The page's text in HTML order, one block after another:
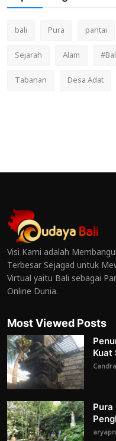
bali Pura pantai
Sejarah
Alam
Tabanan
Desa Adat
Visi Kami adalah
Terbesar Sejagad untuk
Virtual yaitu Bali sebagai
Online Dunia.
Most Viewed Posts
Kuat
Pura